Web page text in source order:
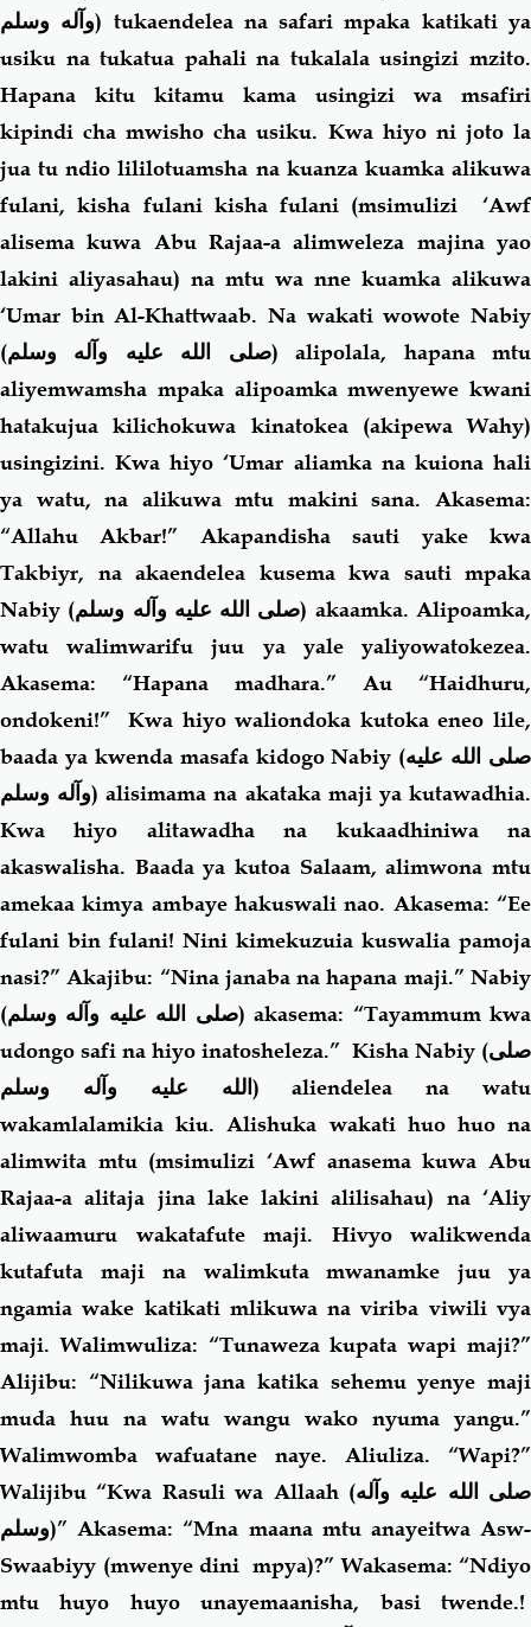
وآله وسلم) tukaendelea na safari mpaka katikati ya
usiku na tukatua pahali na tukalala usingizi mzito.
Hapana kitu kitamu kama usingizi wa msafiri
kipindi cha mwisho cha usiku. Kwa hiyo ni joto la
jua tu ndio lililotuamsha na kuanza kuamka alikuwa
fulani, kisha fulani kisha fulani (msimulizi ‘Awf
alisema kuwa Abu Rajaa-a alimweleza majina yao
lakini aliyasahau) na mtu wa nne kuamka alikuwa
‘Umar bin Al-Khattwaab. Na wakati wowote Nabiy
(صلى الله عليه وآله وسلم) alipolala, hapana mtu
aliyemwamsha mpaka alipoamka mwenyewe kwani
hatakujua kilichokuwa kinatokea (akipewa Wahy)
usingizini. Kwa hiyo ‘Umar aliamka na kuiona hali
ya watu, na alikuwa mtu makini sana. Akasema:
“Allahu Akbar!” Akapandisha sauti yake kwa
Takbiyr, na akaendelea kusema kwa sauti mpaka
Nabiy (صلى الله عليه وآله وسلم) akaamka. Alipoamka,
watu walimwarifu juu ya yale yaliyowatokezea.
Akasema: “Hapana madhara.” Au “Haidhuru,
ondokeni!” Kwa hiyo waliondoka kutoka eneo lile,
baada ya kwenda masafa kidogo Nabiy (صلى الله عليه
وآله وسلم) alisimama na akataka maji ya kutawadhia.
Kwa hiyo alitawadha na kukaadhiniwa na
akaswalisha. Baada ya kutoa Salaam, alimwona mtu
amekaa kimya ambaye hakuswali nao. Akasema: “Ee
fulani bin fulani! Nini kimekuzuia kuswalia pamoja
nasi?” Akajibu: “Nina janaba na hapana maji.” Nabiy
(صلى الله عليه وآله وسلم) akasema: “Tayammum kwa
udongo safi na hiyo inatosheleza.” Kisha Nabiy (صلى
الله عليه وآله وسلم) aliendelea na watu
wakamlalamikia kiu. Alishuka wakati huo huo na
alimwita mtu (msimulizi ‘Awf anasema kuwa Abu
Rajaa-a alitaja jina lake lakini alilisahau) na ‘Aliy
aliwaamuru wakatafute maji. Hivyo walikwenda
kutafuta maji na walimkuta mwanamke juu ya
ngamia wake katikati mlikuwa na viriba viwili vya
maji. Walimwuliza: “Tunaweza kupata wapi maji?”
Alijibu: “Nilikuwa jana katika sehemu yenye maji
muda huu na watu wangu wako nyuma yangu.”
Walimwomba wafuatane naye. Aliuliza. “Wapi?”
Walijibu “Kwa Rasuli wa Allaah (صلى الله عليه وآله
وسلم)” Akasema: “Mna maana mtu anayeitwa Asw-
Swaabiyy (mwenye dini mpya)?” Wakasema: “Ndiyo
mtu huyo huyo unayemaanisha, basi twende.!